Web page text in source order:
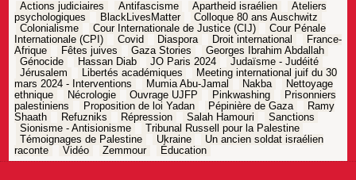
Actions judiciaires Antifascisme Apartheid israélien
Ateliers
psychologiques
BlackLivesMatter
Colloque 80 ans Auschwitz
Colonialisme
Cour Internationale de Justice (CIJ)
Cour Pénale
Internationale (CPI)
Covid Diaspora Droit international
France-
Afrique
Fêtes juives Gaza Stories
Georges Ibrahim Abdallah
Génocide
Hassan Diab JO Paris 2024
Judaïsme - Judéité
Jérusalem
Libertés académiques
Meeting international juif du 30
mars 2024 - Interventions
Mumia Abu-Jamal Nakba
Nettoyage
ethnique
Nécrologie Ouvrage UJFP Pinkwashing
Prisonniers
palestiniens
Proposition de loi Yadan Pépinière de Gaza
Ramy
Shaath
Refuzniks Répression Salah Hamouri
Sanctions
Sionisme - Antisionisme
Tribunal Russell pour la Palestine
Témoignages de Palestine
Ukraine
Un ancien soldat israélien
raconte
Vidéo Zemmour Éducation
Navigation